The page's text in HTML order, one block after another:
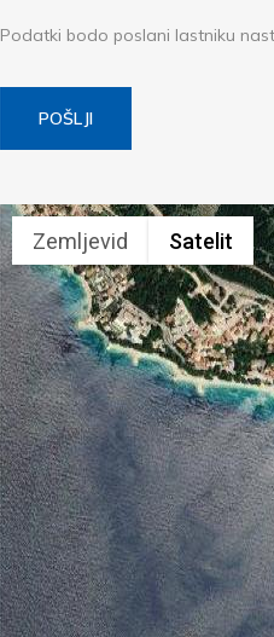
Podatki bodo poslani lastniku
POŠLJI
Zemljevid Satelit